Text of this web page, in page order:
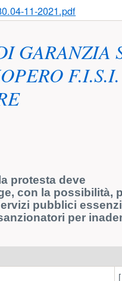
11-2021.pdf
GARANZIA
protesta deve
con la possibilità,
pubblici
per